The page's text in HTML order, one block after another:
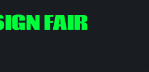
FAIR